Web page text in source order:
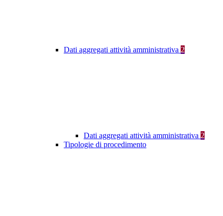
Dati aggregati attività amministrativa 2
Dati aggregati attività amministrativa 2
Tipologie di procedimento